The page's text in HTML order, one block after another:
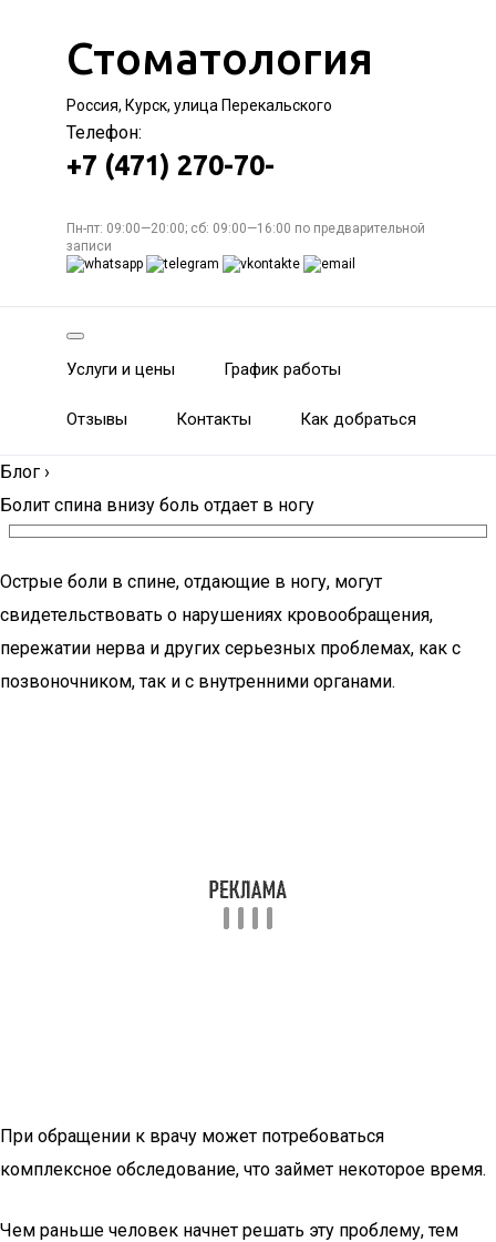
Стоматология
Россия, Курск, улица Перекальского
Телефон:
+7 (471) 270-70-
Пн-пт: 09:00—20:00; сб: 09:00—16:00 по предварительной
записи
Услуги и цены График работы
Отзывы Контакты Как добраться
Блог ›
Болит спина внизу боль отдает в ногу
Острые боли в спине, отдающие в ногу, могут
свидетельствовать о нарушениях кровообращения,
пережатии нерва и других серьезных проблемах, как с
позвоночником, так и с внутренними органами.
При обращении к врачу может потребоваться
комплексное обследование, что займет некоторое время.
Чем раньше человек начнет решать эту проблему, тем